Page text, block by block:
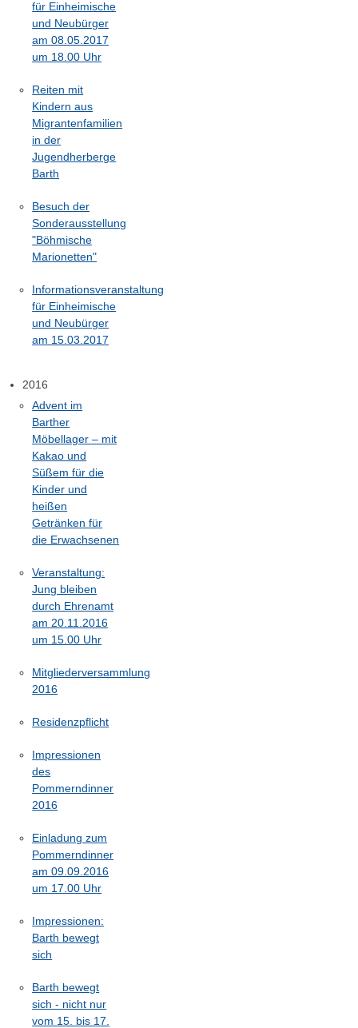
für Einheimische
und Neubürger
am 08.05.2017
um 18.00 Uhr
Reiten mit
Kindern aus
Migrantenfamilien
in der
Jugendherberge
Barth
Besuch der
Sonderausstellung
"Böhmische
Marionetten"
Informationsveranstaltung
für Einheimische
und Neubürger
am 15.03.2017
2016
Advent im
Barther
Möbellager – mit
Kakao und
Süßem für die
Kinder und
heißen
Getränken für
die Erwachsenen
Veranstaltung:
Jung bleiben
durch Ehrenamt
am 20.11.2016
um 15.00 Uhr
Mitgliederversammlung
2016
Residenzpflicht
Impressionen
des
Pommerndinner
2016
Einladung zum
Pommerndinner
am 09.09.2016
um 17.00 Uhr
Impressionen:
Barth bewegt
sich
Barth bewegt
sich - nicht nur
vom 15. bis 17.